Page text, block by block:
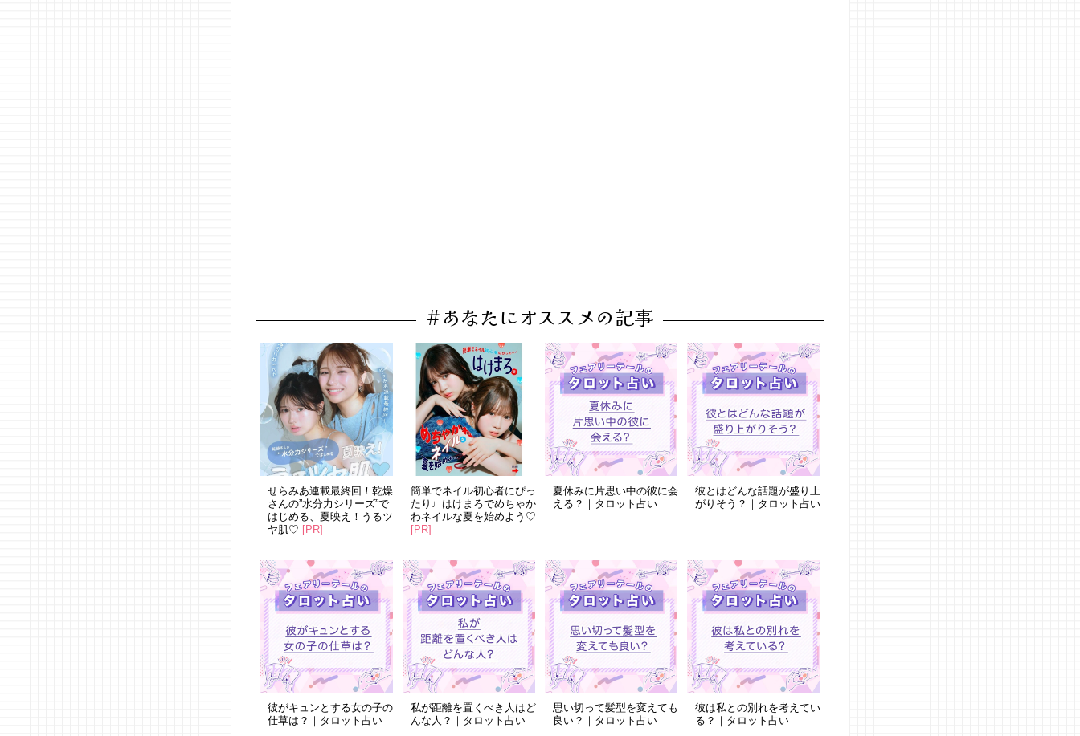
#あなたにオススメの記事
せらみあ連載最終回！乾燥
さんの”水分力シリーズ”で
はじめる、夏映え！うるツ
ヤ肌♡ [PR]
簡単でネイル初心者にぴっ
たり♩はけまろでめちゃか
わネイルな夏を始めよう♡
[PR]
夏休みに片思い中の彼に会
える？｜タロット占い
彼とはどんな話題が盛り上
がりそう？｜タロット占い
彼がキュンとする女の子の
仕草は？｜タロット占い
私が距離を置くべき人はど
んな人？｜タロット占い
思い切って髪型を変えても
良い？｜タロット占い
彼は私との別れを考えてい
る？｜タロット占い